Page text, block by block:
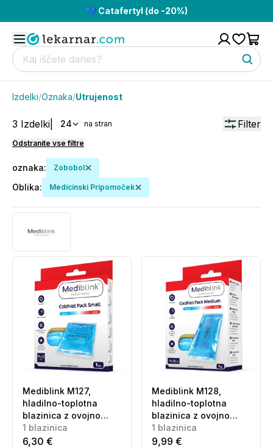
💙 Catafertyl (do -20%)
Izdelki/Oznaka/Utrujenost
3 Izdelki 24 na stran Filter
Odstranite vse filtre
oznaka: Zobobol
Oblika: Medicinski Pripomoček
Mediblink M127,
hladilno-toplotna
blazinica z ovojno
vrečko - velikost S - 11
x 12 cm (1 blazinica)
1 blazinica
6,30 €
Mediblink M128,
hladilno-toplotna
blazinica z ovojno
vrečko - velikost M - 11
x 26 cm (1 blazinica)
1 blazinica
9,99 €